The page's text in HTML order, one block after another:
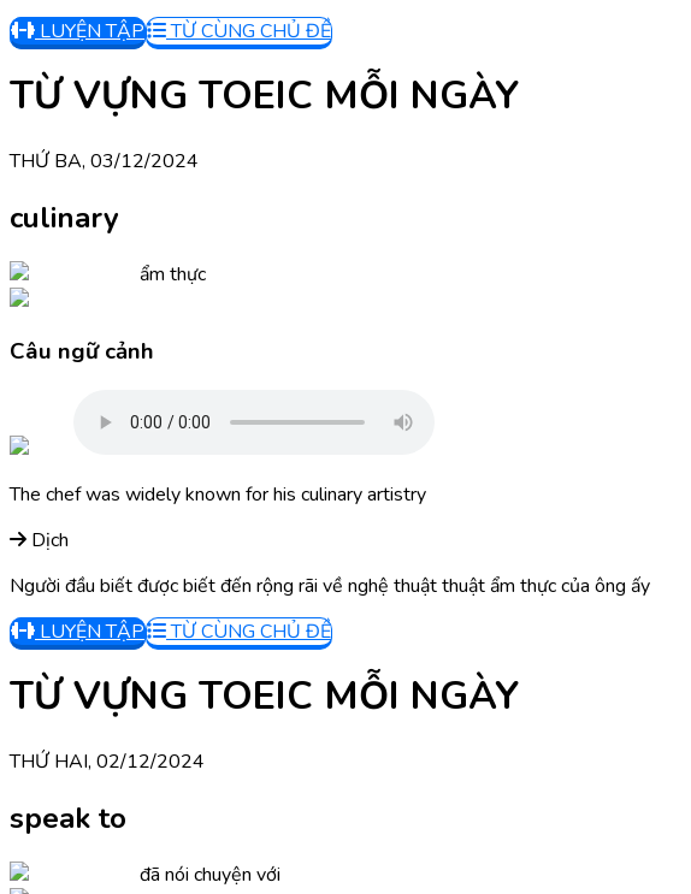
LUYỆN TẬP
TỪ CÙNG CHỦ ĐỀ
TỪ VỰNG TOEIC MỖI NGÀY
THỨ BA, 03/12/2024
culinary
ẩm thực
Câu ngữ cảnh
The chef was widely known for his culinary artistry
Dịch
Người đầu biết được biết đến rộng rãi về nghệ thuật thuật ẩm thực của ông ấy
LUYỆN TẬP
TỪ CÙNG CHỦ ĐỀ
TỪ VỰNG TOEIC MỖI NGÀY
THỨ HAI, 02/12/2024
speak to
đã nói chuyện với